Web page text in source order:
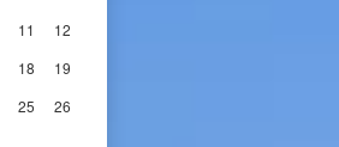
11
12
18
19
25
26